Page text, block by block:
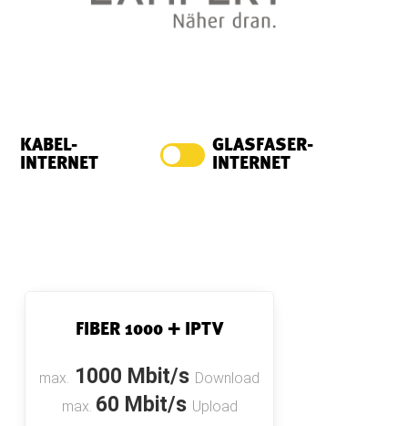
KABEL-
INTERNET
GLASFASER-
INTERNET
FIBER 1000 + IPTV
max. 1000 Mbit/s Download
max. 60 Mbit/s Upload